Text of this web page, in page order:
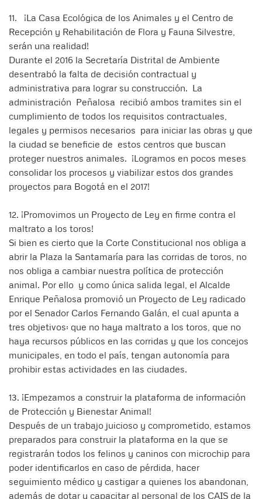
11. ¡La Casa Ecológica de los Animales y el Centro de
Recepción y Rehabilitación de Flora y Fauna Silvestre,
serán una realidad!
Durante el 2016 la Secretaría Distrital de Ambiente
desentrabó la falta de decisión contractual y
administrativa para lograr su construcción. La
administración Peñalosa recibió ambos tramites sin el
cumplimiento de todos los requisitos contractuales,
legales y permisos necesarios para iniciar las obras y que
la ciudad se beneficie de estos centros que buscan
proteger nuestros animales. ¡Logramos en pocos meses
consolidar los procesos y viabilizar estos dos grandes
proyectos para Bogotá en el 2017!
12. ¡Promovimos un Proyecto de Ley en firme contra el
maltrato a los toros!
Si bien es cierto que la Corte Constitucional nos obliga a
abrir la Plaza la Santamaría para las corridas de toros, no
nos obliga a cambiar nuestra política de protección
animal. Por ello y como única salida legal, el Alcalde
Enrique Peñalosa promovió un Proyecto de Ley radicado
por el Senador Carlos Fernando Galán, el cual apunta a
tres objetivos: que no haya maltrato a los toros, que no
haya recursos públicos en las corridas y que los concejos
municipales, en todo el país, tengan autonomía para
prohibir estas actividades en las ciudades.
13. ¡Empezamos a construir la plataforma de información
de Protección y Bienestar Animal!
Después de un trabajo juicioso y comprometido, estamos
preparados para construir la plataforma en la que se
registrarán todos los felinos y caninos con microchip para
poder identificarlos en caso de pérdida, hacer
seguimiento médico y castigar a quienes los abandonan,
además de dotar y capacitar al personal de los CAIS de la